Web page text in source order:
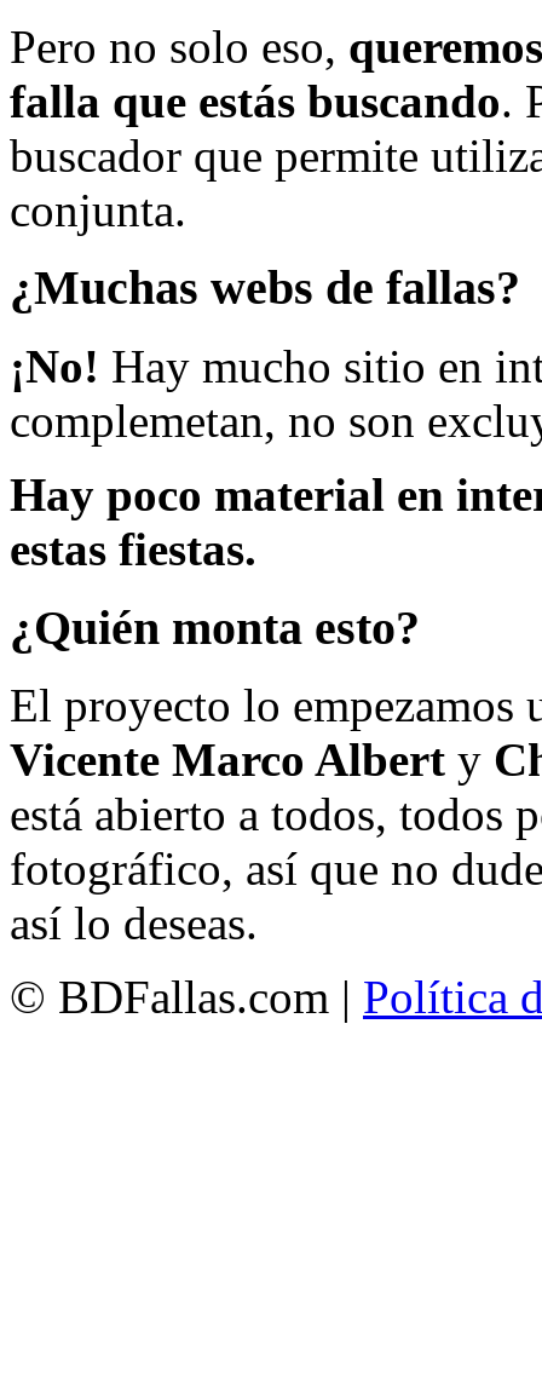
Pero no solo eso,
falla que estás buscando.
buscador que permite
conjunta.
¿Muchas webs de fallas?
¡No! Hay mucho sitio en
complemetan, no son
Hay poco material en
estas fiestas.
¿Quién monta esto?
El proyecto lo empezamos
Vicente Marco Albert y
está abierto a todos, todos
fotográfico, así que no
así lo deseas.
© BDFallas.com | Política